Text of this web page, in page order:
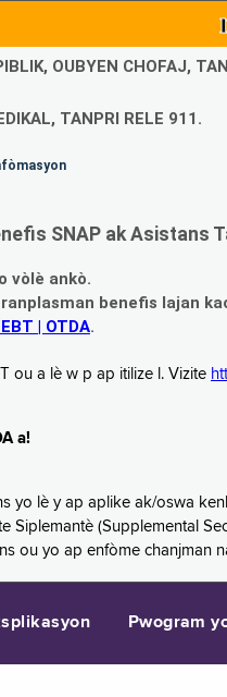
OUBYEN CHOFAJ,
TANPRI RELE 911.
SNAP ak Asistans
vòlè ankò.
benefis lajan
| OTDA.
ou a lè w p ap itilize l. Vizite
a!
yo lè y ap aplike ak/oswa
Siplemantè (Supplemental
ou yo ap enfòme chanjman
Pwogram